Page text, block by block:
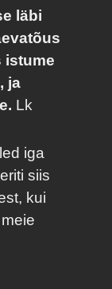
läbi
istume
ja
Lk
iga
siis
kui